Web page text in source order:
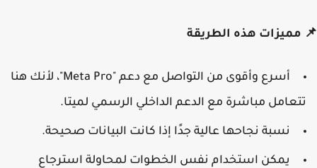
مميزات هذه الطريقة
أسرع وأقوى من التواصل مع دعم "Meta Pro"، لأنك هنا
مباشرة مع الدعم الداخلي الرسمي لميتا.
نسبة نجاحها عالية جدًا إذا كانت البيانات صحيحة.
يمكن استخدام نفس الخطوات لمحاولة استرجاع